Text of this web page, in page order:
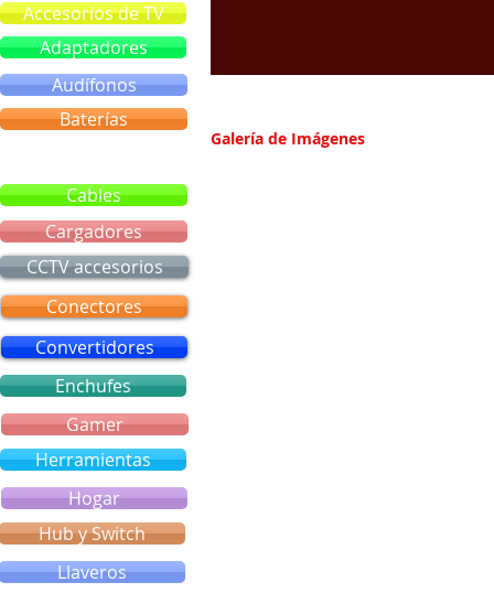
Galería de Imágenes
Accesorios de TV
Audífonos
Cables
Adaptadores
Baterías
Cargadores
Convertidores
CCTV accesorios
Enchufes
Conectores
Gamer
Herramientas
Hogar
Hub y Switch
Llaveros